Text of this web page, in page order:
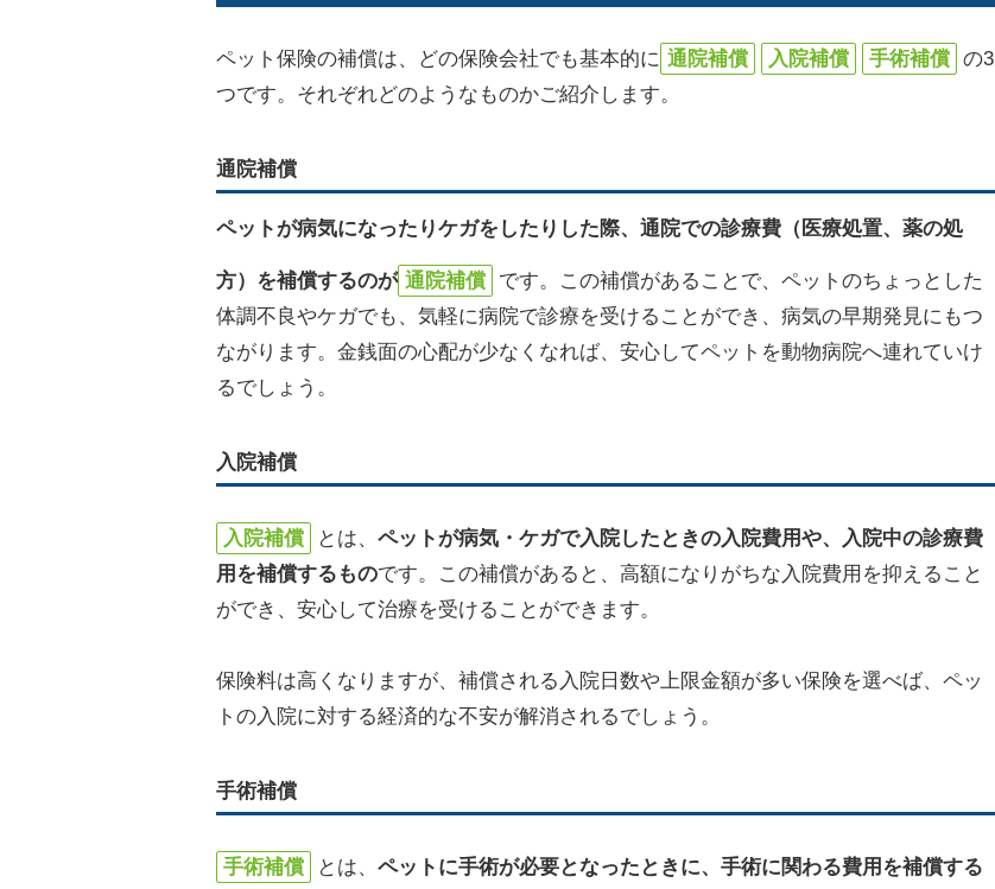
ペット保険の補償は、どの保険会社でも基本的に 通院補償 入院補償 手術補償 の3
つです。それぞれどのようなものかご紹介します。
通院補償
ペットが病気になったりケガをしたりした際、通院での診療費（医療処置、薬の処
方）を補償するのが 通院補償
です。この補償があることで、ペットのちょっとした
体調不良やケガでも、気軽に病院で診療を受けることができ、病気の早期発見にもつ
ながります。金銭面の心配が少なくなれば、安心してペットを動物病院へ連れていけ
るでしょう。
入院補償
入院補償 とは、 ペットが病気・ケガで入院したときの入院費用や、入院中の診療費
用を補償するものです。この補償があると、高額になりがちな入院費用を抑えること
ができ、安心して治療を受けることができます。
保険料は高くなりますが、補償される入院日数や上限金額が多い保険を選べば、ペッ
トの入院に対する経済的な不安が解消されるでしょう。
手術補償
手術補償 とは、 ペットに手術が必要となったときに、手術に関わる費用を補償する